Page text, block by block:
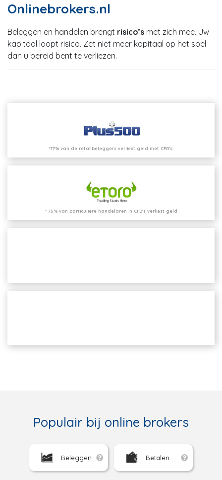
Onlinebrokers.nl
Beleggen en handelen brengt risico’s met zich mee. Uw
kapitaal loopt risico. Zet niet meer kapitaal op het spel
dan u bereid bent te verliezen.
*77% van de retailbeleggers verliest geld met CFD’s.
* 75% van particuliere handelaren in CFD's verliest geld
Populair bij online brokers
Beleggen Betalen